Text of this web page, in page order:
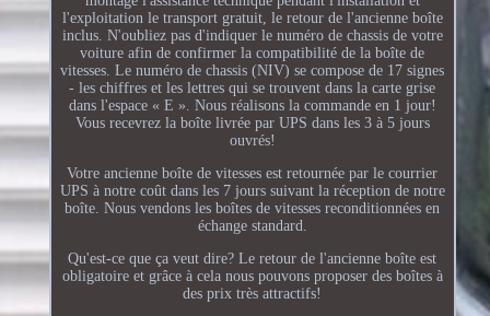
l'exploitation le transport gratuit, le retour de l'ancienne boîte
inclus. N'oubliez pas d'indiquer le numéro de chassis de votre
voiture afin de confirmer la compatibilité de la boîte de
vitesses. Le numéro de chassis (NIV) se compose de 17 signes
- les chiffres et les lettres qui se trouvent dans la carte grise
dans l'espace « E ». Nous réalisons la commande en 1 jour!
Vous recevrez la boîte livrée par UPS dans les 3 à 5 jours
ouvrés!
Votre ancienne boîte de vitesses est retournée par le courrier
UPS à notre coût dans les 7 jours suivant la réception de notre
boîte. Nous vendons les boîtes de vitesses reconditionnées en
échange standard.
Qu'est-ce que ça veut dire? Le retour de l'ancienne boîte est
obligatoire et grâce à cela nous pouvons proposer des boîtes à
des prix très attractifs!